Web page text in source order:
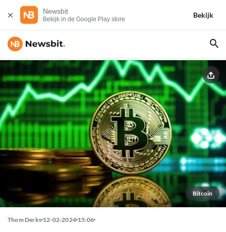
Newsbit
Bekijk in de Google Play store
Bekijk
Bitcoin
Thom Derks 12-02-2024 15:06